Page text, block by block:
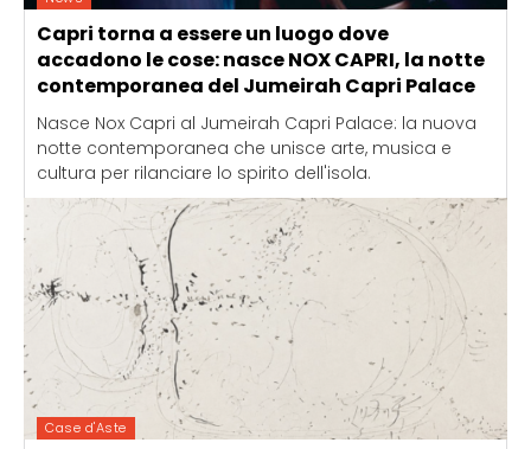
Capri torna a essere un luogo dove
accadono le cose: nasce NOX CAPRI, la notte
contemporanea del Jumeirah Capri Palace
Nasce Nox Capri al Jumeirah Capri Palace: la nuova
notte contemporanea che unisce arte, musica e
cultura per rilanciare lo spirito dell'isola.
Case d'Aste